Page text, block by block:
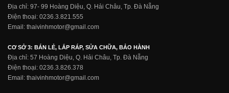
Địa chỉ: 97- 99 Hoàng Diệu, Q. Hải Châu, Tp. Đà Nẵng
Điện thoại: 0236.3.821.555
Email: thaivinhmotor@gmail.com
CƠ SỞ 3: BÁN LẺ, LẮP RÁP, SỬA CHỮA, BẢO HÀNH
Địa chỉ: 57 Hoàng Diệu, Q. Hải Châu, Tp. Đà Nẵng
Điện thoại: 0236.3.826.378
Email: thaivinhmotor@gmail.com